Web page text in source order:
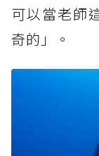
可以當老師
奇的」。